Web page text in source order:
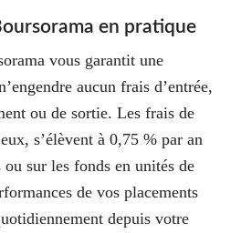
en pratique
vous garantit une
aucun frais d’entrée,
ou de sortie. Les frais de
s’élèvent à 0,75 % par an
sur les fonds en unités de
de vos placements
depuis votre